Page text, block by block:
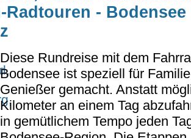
Radtouren -
Diese Rundreise mit dem
Bodensee ist speziell für
Genießer gemacht. Anstatt
Kilometer an einem Tag
in gemütlichem Tempo jeden